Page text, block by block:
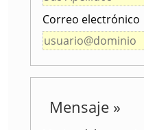
Correo electrónico
Mensaje »